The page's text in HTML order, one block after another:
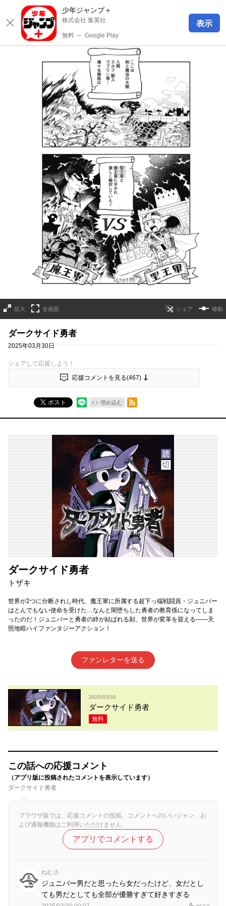
少年ジャンプ＋
株式会社 集英社
無料 ─ Google Play
表示
拡大 全画面 移動
ダークサイド勇者
2025年03月30日
シェアして応援しよう！
応援コメントを見る(467)
ポスト 埋め込む
RSSフィード
ダークサイド勇者
トザキ
世界が2つに分断されし時代、魔王軍に所属する超下っ端戦闘員・ジュニパー
はとんでもない使命を受けた…なんと闇堕ちした勇者の教育係になってしま
ったのだ！ジュニパーと勇者の絆が結ばれる刻、世界が変革を迎える――天
照地暗ハイファンタジーアクション！
ファンレターを送る
2025/03/30
ダークサイド勇者
無料
この話への応援コメント
（アプリ版に投稿されたコメントを表示しています）
ダークサイド勇者
ブラウザ版では、応援コメントの投稿、コメントへのいいジャン、お
よび通報機能はご利用いただけません
アプリでコメントする
ねむさ
ジュニパー男だと思ったら女だったけど、女だとし
ても男だとしても全部が優勝すぎて好きすぎる